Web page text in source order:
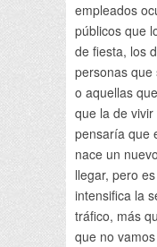
empleados
públicos que
de fiesta, los
personas
o aquellas
que la de
pensaría que
nace un
llegar, pero
intensifica la
tráfico, más
que no